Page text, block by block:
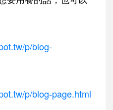
p/blog-
p/blog-page.html